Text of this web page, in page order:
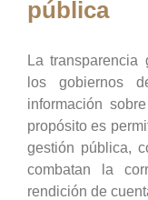
pública
La
los gobiernos
información
propósito es
gestión pública,
combatan la
rendición de